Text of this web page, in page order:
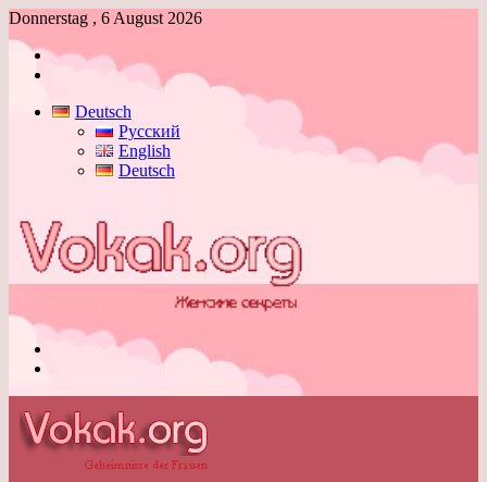
Donnerstag , 6 August 2026
Anmelden
Deutsch
Русский
English
Deutsch